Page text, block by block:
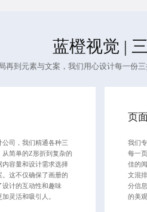
蓝橙视觉 |
再到元素与文案，我们用心设计每一份
公司 ，我们精通各种三
简单的Z形折到复杂的
内容量和设计需求选择
这不仅确保了画册的
设计的互动性和趣味
灵活和吸引人。
页
我们
每一
佳的
文混
分信
的美